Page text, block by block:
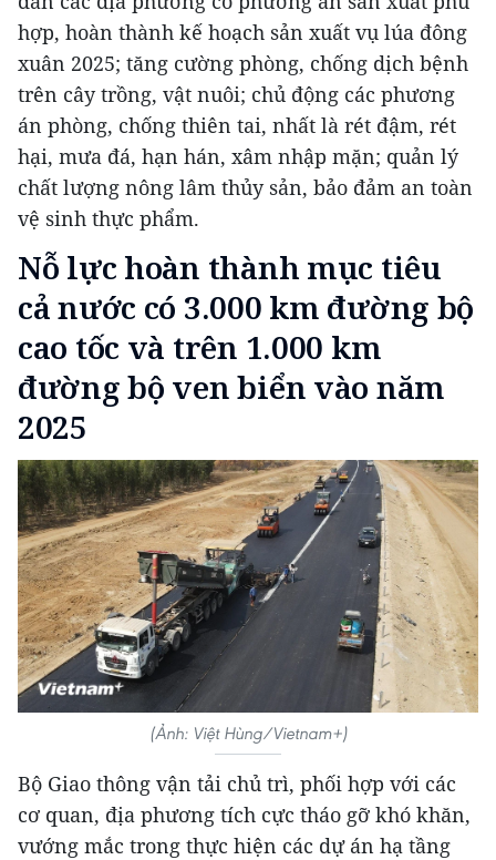
hợp, hoàn thành kế hoạch sản xuất vụ lúa đông
xuân 2025; tăng cường phòng, chống dịch bệnh
trên cây trồng, vật nuôi; chủ động các phương
án phòng, chống thiên tai, nhất là rét đậm, rét
hại, mưa đá, hạn hán, xâm nhập mặn; quản lý
chất lượng nông lâm thủy sản, bảo đảm an toàn
vệ sinh thực phẩm.
Nỗ lực hoàn thành mục tiêu
cả nước có 3.000 km đường bộ
cao tốc và trên 1.000 km
đường bộ ven biển vào năm
2025
(Ảnh: Việt Hùng/Vietnam+)
Bộ Giao thông vận tải chủ trì, phối hợp với các
cơ quan, địa phương tích cực tháo gỡ khó khăn,
vướng mắc trong thực hiện các dự án hạ tầng